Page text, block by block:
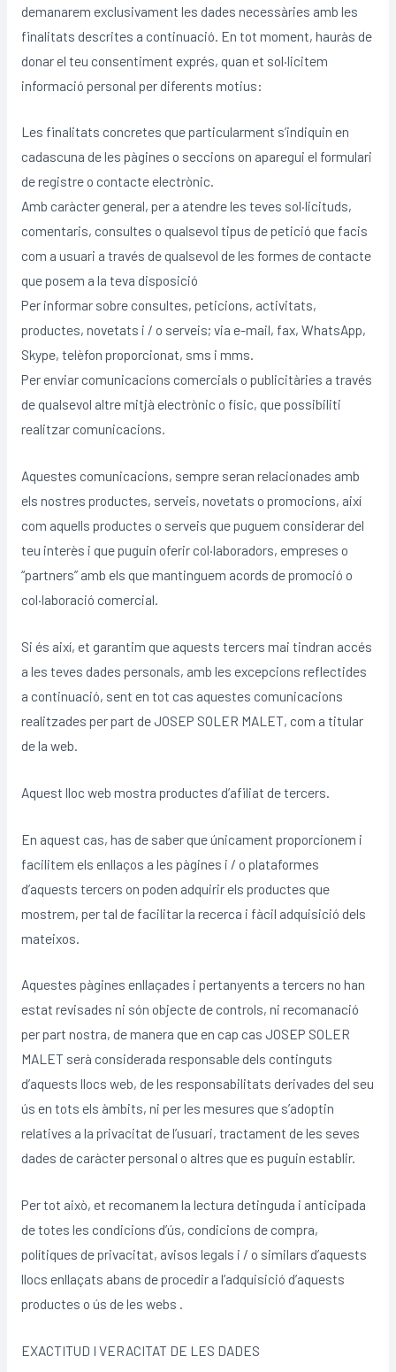
demanarem exclusivament les dades necessàries amb les
finalitats descrites a continuació. En tot moment, hauràs de
donar el teu consentiment exprés, quan et sol·licitem
informació personal per diferents motius:
Les finalitats concretes que particularment s’indiquin en
cadascuna de les pàgines o seccions on aparegui el formulari
de registre o contacte electrònic.
Amb caràcter general, per a atendre les teves sol·licituds,
comentaris, consultes o qualsevol tipus de petició que facis
com a usuari a través de qualsevol de les formes de contacte
que posem a la teva disposició
Per informar sobre consultes, peticions, activitats,
productes, novetats i / o serveis; via e-mail, fax, WhatsApp,
Skype, telèfon proporcionat, sms i mms.
Per enviar comunicacions comercials o publicitàries a través
de qualsevol altre mitjà electrònic o físic, que possibiliti
realitzar comunicacions.
Aquestes comunicacions, sempre seran relacionades amb
els nostres productes, serveis, novetats o promocions, així
com aquells productes o serveis que puguem considerar del
teu interès i que puguin oferir col·laboradors, empreses o
“partners” amb els que mantinguem acords de promoció o
col·laboració comercial.
Si és així, et garantim que aquests tercers mai tindran accés
a les teves dades personals, amb les excepcions reflectides
a continuació, sent en tot cas aquestes comunicacions
realitzades per part de JOSEP SOLER MALET, com a titular
de la web.
Aquest lloc web mostra productes d’afiliat de tercers.
En aquest cas, has de saber que únicament proporcionem i
facilitem els enllaços a les pàgines i / o plataformes
d’aquests tercers on poden adquirir els productes que
mostrem, per tal de facilitar la recerca i fàcil adquisició dels
mateixos.
Aquestes pàgines enllaçades i pertanyents a tercers no han
estat revisades ni són objecte de controls, ni recomanació
per part nostra, de manera que en cap cas JOSEP SOLER
MALET serà considerada responsable dels continguts
d’aquests llocs web, de les responsabilitats derivades del seu
ús en tots els àmbits, ni per les mesures que s’adoptin
relatives a la privacitat de l’usuari, tractament de les seves
dades de caràcter personal o altres que es puguin establir.
Per tot això, et recomanem la lectura detinguda i anticipada
de totes les condicions d’ús, condicions de compra,
polítiques de privacitat, avisos legals i / o similars d’aquests
llocs enllaçats abans de procedir a l’adquisició d’aquests
productes o ús de les webs .
EXACTITUD I VERACITAT DE LES DADES